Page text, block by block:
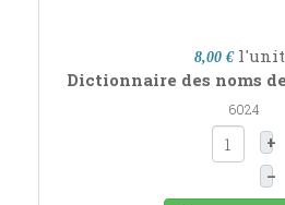
8,00 €
Dictionnaire des noms
6024
+
–